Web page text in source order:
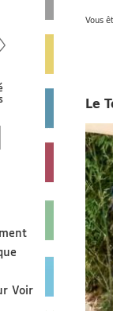
Voir
Vous
Le